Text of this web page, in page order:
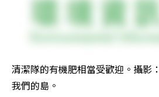
清潔隊的有機肥相當受歡迎。攝影
我們的島。